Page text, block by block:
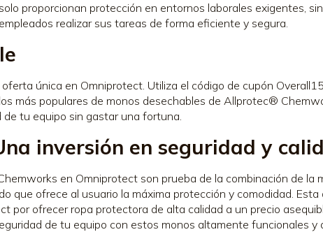
proporcionan protección en entornos laborales exigentes,
realizar sus tareas de forma eficiente y segura.
única en Omniprotect. Utiliza el código de cupón
más populares de monos desechables de Allprotec®
tu equipo sin gastar una fortuna.
inversión en seguridad y
en Omniprotect son prueba de la combinación de la
que ofrece al usuario la máxima protección y comodidad.
por ofrecer ropa protectora de alta calidad a un precio
de tu equipo con estos monos altamente funcionales y